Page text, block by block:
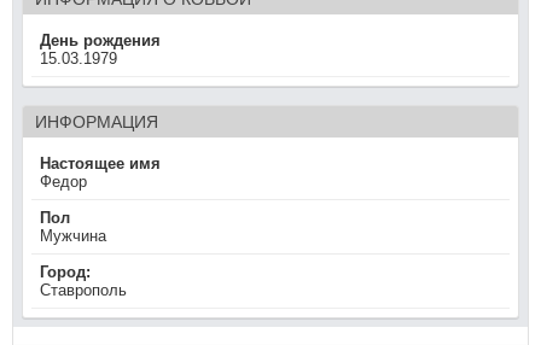
День рождения
15.03.1979
ИНФОРМАЦИЯ
Настоящее имя
Федор
Пол
Мужчина
Город:
Ставрополь